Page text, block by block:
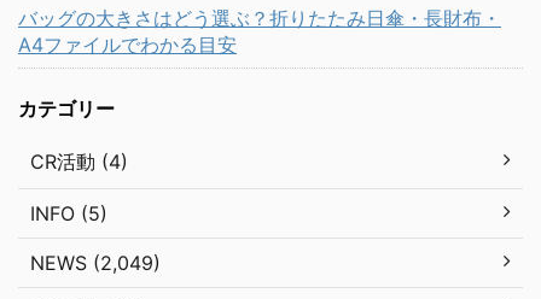
バッグの大きさはどう選ぶ？折りたたみ日傘・長財布・
A4ファイルでわかる目安
カテゴリー
CR活動 (4)
INFO (5)
NEWS (2,049)